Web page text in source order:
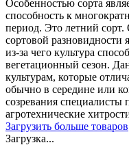
Особенностью сорта
способность к
период. Это летний сорт.
сортовой разновидности
из-за чего культура
вегетационный сезон.
культурам, которые
обычно в середине или
созревания
агротехнические
Загрузить больше товаров
Загрузка...